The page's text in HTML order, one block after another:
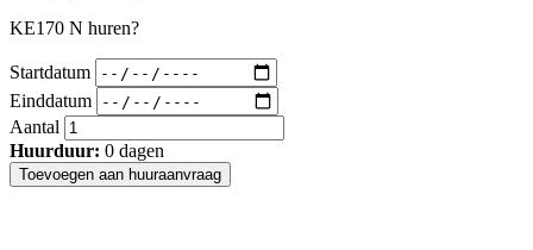
KE170 N huren?
Startdatum
Einddatum
Aantal
Huurduur: 0 dagen
Toevoegen aan huuraanvraag